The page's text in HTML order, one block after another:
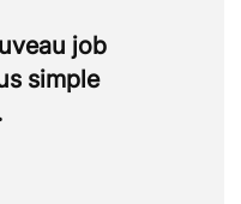
job
simple